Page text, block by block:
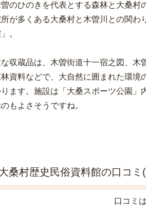
曽のひのきを代表とする森林と大桑村
所が多くある大桑村と木曽川との関わ
。
収蔵品は、木曽街道十一宿之図、木
資料などで、大自然に囲まれた環境
ます。施設は「大桑スポーツ公園」
もよさそうですね。
桑村歴史民俗資料館の口コミ
口コミ